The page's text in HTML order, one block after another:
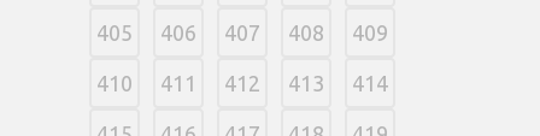
405 406 407 408 409
410 411 412 413 414